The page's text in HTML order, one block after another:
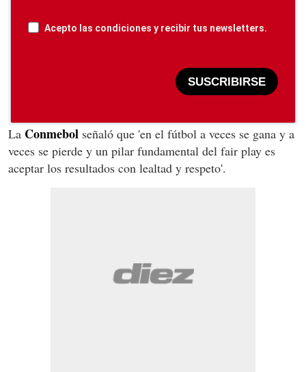
Acepto las condiciones y recibir tus newsletters.
SUSCRIBIRSE
La Conmebol señaló que 'en el fútbol a veces se gana y a
veces se pierde y un pilar fundamental del fair play es
aceptar los resultados con lealtad y respeto'.